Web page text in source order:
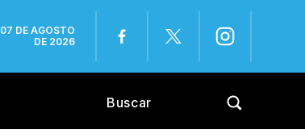
07 DE AGOSTO
DE 2026